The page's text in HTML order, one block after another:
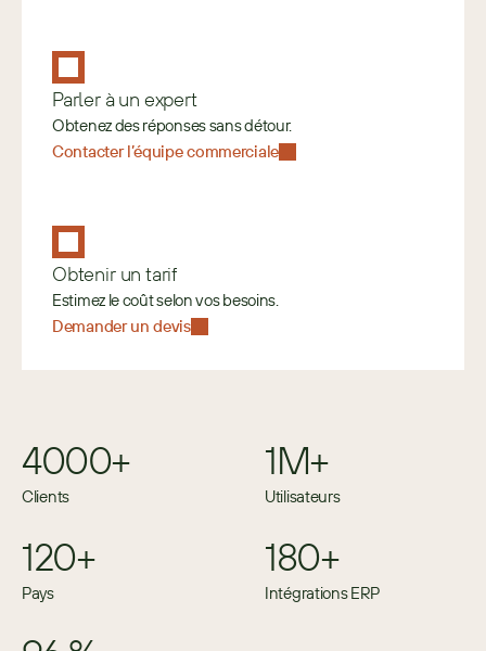
Parler à un expert
Obtenez des réponses sans détour.
Contacter l’équipe commerciale
Obtenir un tarif
Estimez le coût selon vos besoins.
Demander un devis
4000+
Clients
1M+
Utilisateurs
120+
Pays
180+
Intégrations ERP